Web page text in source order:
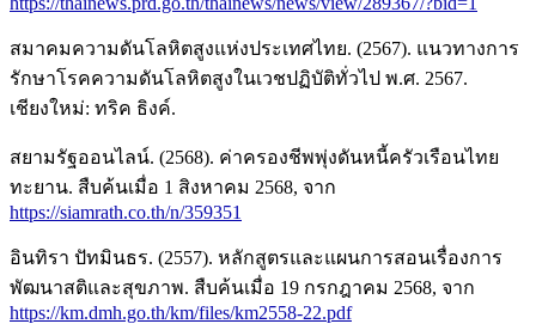
สมาคมความดันโลหิตสูงแห่งประเทศไทย. (2567). แนวทางการ
รักษาโรคความดันโลหิตสูงในเวชปฏิบัติทั่วไป พ.ศ. 2567.
เชียงใหม่: ทริค ธิงค์.
สยามรัฐออนไลน์. (2568). ค่าครองชีพพุ่งดันหนี้ครัวเรือนไทย
ทะยาน. สืบค้นเมื่อ 1 สิงหาคม 2568, จาก
https://siamrath.co.th/n/359351
อินทิรา ปัทมินธร. (2557). หลักสูตรและแผนการสอนเรื่องการ
พัฒนาสติและสุขภาพ. สืบค้นเมื่อ 19 กรกฎาคม 2568, จาก
https://km.dmh.go.th/km/files/km2558-22.pdf